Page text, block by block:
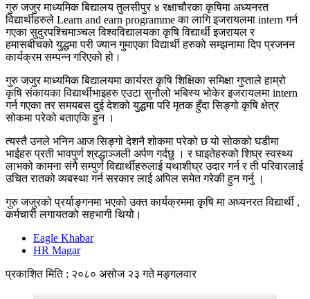
गुरु जजुर माध्यमिक बिद्यालय तुलसीपुर ४ रक्षाचौरका कृषिमा अध्यनरत
विद्यार्थीहरुले Learn and earn programme का लागि इजरायलमा intern गर्न
गएका सुदुरपश्चिमाञ्चल विश्वविद्यालयका कृषि विद्यार्थी इजरायल र
हमासबीचको युद्धमा परी ज्यान गुमाएका विद्यार्थी हरुको सम्झनामा दिप प्रजनन
कार्यक्रम सम्पन्न गरिएको हो।
गुरु जजुर माध्यमिक बिद्यालयमा कार्यरत कृषि शिक्षिका समिक्षा गुप्ताले हाम्रो
कृषि संकायका विद्यार्थीभाइहरु एउटा सुनौलो भबिस्य भोकेर इजरायलमा intern
गर्न गएका तर समयबस दुई देशको युद्धमा परि मृतक हुँदा सिङ्गो कृषि क्षेत्र
सोकमा परेको बताएकि हुन ।
त्यस्तै उनले भनिन आज सिङ्गो देशनै शोकमा परेको छ यो सोकको घडीमा
भाईहरु प्रती भावपुर्ण श्रद्धाञ्जली अर्पण गर्दछु । र घाइतेहरुको शिघ्र स्वस्थ्य
लाभको कामना संगै सम्पुर्ण विद्यार्थीहरुलाई यथाशीघ्र उदार गर्न र ती परिवारलाई
उचित रातको व्यबस्था गर्न सरकार लाई अपिल समेत गरेकी हुन गर्नु ।
गुरु जजुरको प्रर्याङ्गनमा भएको उक्त कार्यक्रममा कृषि मा अध्यनरत विद्यार्थी ,
कर्मचारी लगायतको सहभागी थियोे।
Eagle Khabar
HR Magar
प्रकाशित मिति : २०८० असोज २३ गते मङ्गलवार